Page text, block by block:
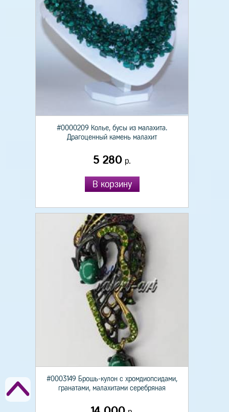
#0000209 Колье, бусы из малахита.
Драгоценный камень малахит
5 280 р.
В корзину
#0003149 Брошь-кулон с хромдиопсидами,
гранатами, малахитами серебряная